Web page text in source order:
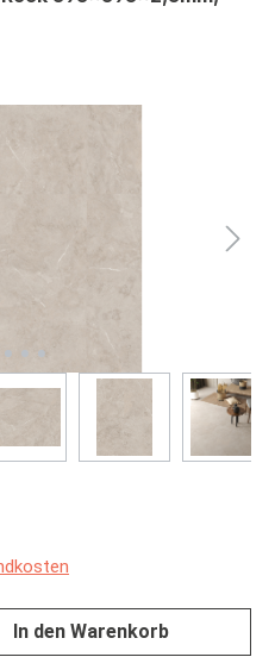
In den Warenkorb